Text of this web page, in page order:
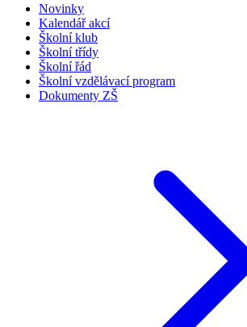
Novinky
Kalendář akcí
Školní klub
Školní třídy
Školní řád
Školní vzdělávací program
Dokumenty ZŠ